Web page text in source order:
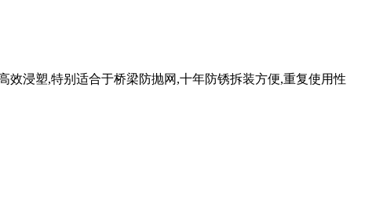
浸塑,特别适合于桥梁防抛网,十年防锈拆装方便,重复使用性